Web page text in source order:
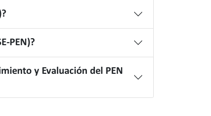
PEN)?
y Evaluación del PEN